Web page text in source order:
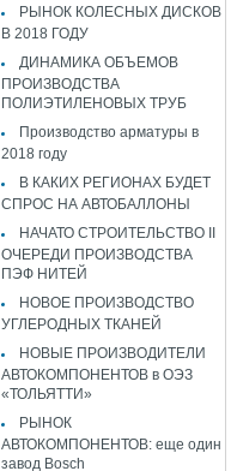
РЫНОК КОЛЕСНЫХ ДИСКОВ
В 2018 ГОДУ
ДИНАМИКА ОБЪЕМОВ
ПРОИЗВОДСТВА
ПОЛИЭТИЛЕНОВЫХ ТРУБ
Производство арматуры в
2018 году
В КАКИХ РЕГИОНАХ БУДЕТ
СПРОС НА АВТОБАЛЛОНЫ
НАЧАТО СТРОИТЕЛЬСТВО II
ОЧЕРЕДИ ПРОИЗВОДСТВА
ПЭФ НИТЕЙ
НОВОЕ ПРОИЗВОДСТВО
УГЛЕРОДНЫХ ТКАНЕЙ
НОВЫЕ ПРОИЗВОДИТЕЛИ
АВТОКОМПОНЕНТОВ в ОЭЗ
«ТОЛЬЯТТИ»
РЫНОК
АВТОКОМПОНЕНТОВ: еще один
завод Bosch